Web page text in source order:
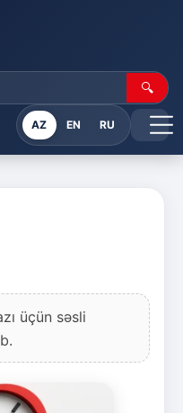
🔍
AZ EN RU
üçün səsli